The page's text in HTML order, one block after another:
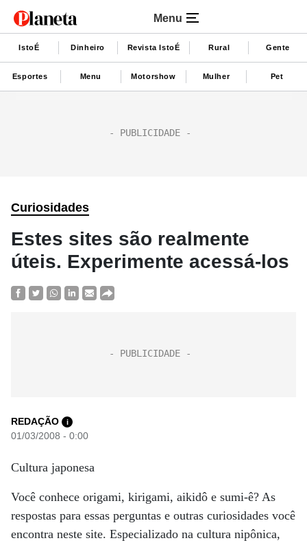
Menu
IstoÉ Dinheiro Revista IstoÉ Rural Gente
Esportes Menu Motorshow Mulher Pet
Curiosidades
Estes sites são realmente
úteis. Experimente acessá-los
REDAÇÃO i
01/03/2008 - 0:00
Cultura japonesa
Você conhece origami, kirigami, aikidô e sumi-ê? As
respostas para essas perguntas e outras curiosidades você
encontra neste site. Especializado na cultura nipônica,